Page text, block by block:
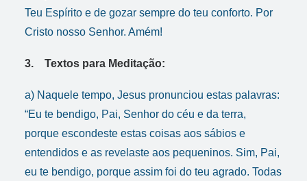
Teu Espírito e de gozar sempre do teu conforto. Por
Cristo nosso Senhor. Amém!
3. Textos para Meditação:
a) Naquele tempo, Jesus pronunciou estas palavras:
“Eu te bendigo, Pai, Senhor do céu e da terra,
porque escondeste estas coisas aos sábios e
entendidos e as revelaste aos pequeninos. Sim, Pai,
eu te bendigo, porque assim foi do teu agrado. Todas